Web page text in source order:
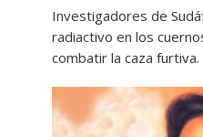
Investigadores de
radiactivo en los
combatir la caza furtiva.